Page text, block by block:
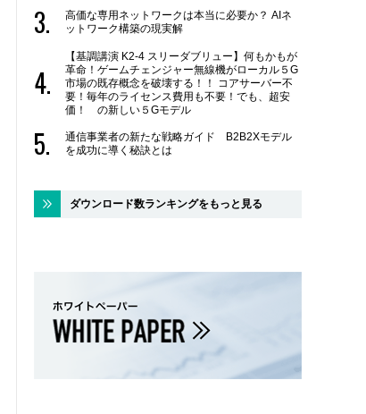
高価な専用ネットワークは本当に必要か？ AIネ
ットワーク構築の現実解
【基調講演 K2-4 スリーダブリュー】何もかもが
革命！ゲームチェンジャー無線機がローカル５G
市場の既存概念を破壊する！！ コアサーバー不
要！毎年のライセンス費用も不要！でも、超安
価！ の新しい５Gモデル
通信事業者の新たな戦略ガイド B2B2Xモデル
を成功に導く秘訣とは
ダウンロード数ランキングをもっと見る